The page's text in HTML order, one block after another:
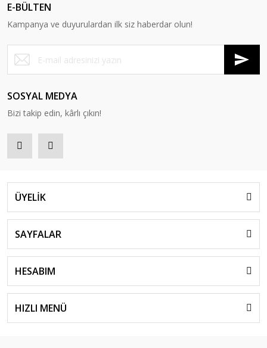
E-BÜLTEN
Kampanya ve duyurulardan ilk siz haberdar olun!
SOSYAL MEDYA
Bizi takip edin, kârlı çıkın!
ÜYELİK
SAYFALAR
HESABIM
HIZLI MENÜ